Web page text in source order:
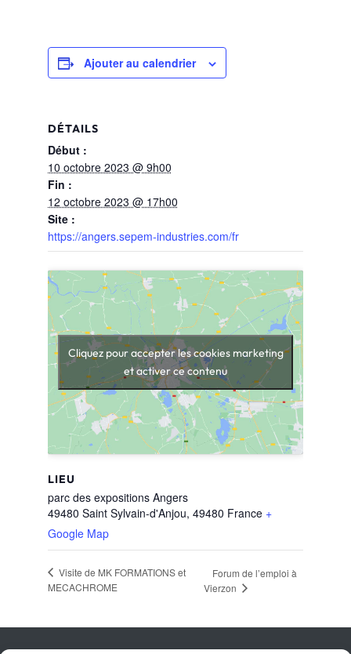
Ajouter au calendrier
DÉTAILS
Début :
10 octobre 2023 @ 9h00
Fin :
12 octobre 2023 @ 17h00
Site :
https://angers.sepem-industries.com/fr
LIEU
parc des expositions Angers
49480 Saint Sylvain-d'Anjou, 49480 France +
Google Map
Cliquez pour accepter les cookies marketing
et activer ce contenu
Visite de MK FORMATIONS et
MECACHROME
Forum de l’emploi à
Vierzon